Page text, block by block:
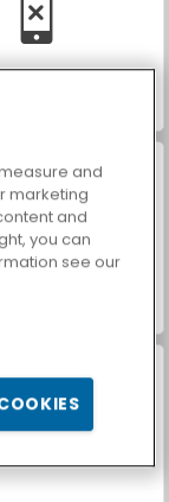
and
marketing
and
you can
see our